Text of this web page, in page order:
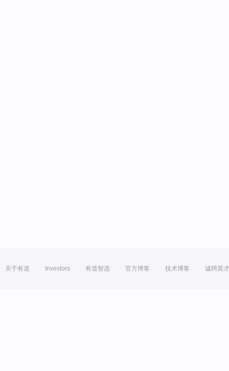
关于有道 Investors 有道智选 官方博客 技术博客 诚聘英才